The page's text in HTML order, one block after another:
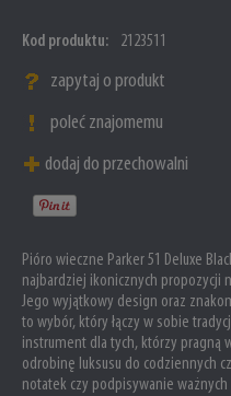
Kod produktu: 2123511
zapytaj o produkt
poleć znajomemu
dodaj do przechowalni
Pióro wieczne Parker 51 Deluxe
najbardziej ikonicznych propozycji
Jego wyjątkowy design oraz
to wybór, który łączy w sobie
instrument dla tych, którzy pragną
odrobinę luksusu do codziennych
notatek czy podpisywanie